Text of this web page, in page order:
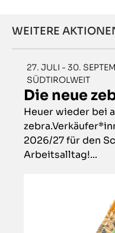
WEITERE
27. JULI - 30.
SÜDTIROLWEIT
Die neue
Heuer wieder bei
2026/27 für den
Arbeitsalltag!...